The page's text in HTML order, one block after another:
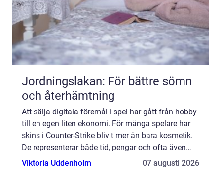
Jordningslakan: För bättre sömn
och återhämtning
Att sälja digitala föremål i spel har gått från hobby
till en egen liten ekonomi. För många spelare har
skins i Counter-Strike blivit mer än bara kosmetik.
De representerar både tid, pengar och ofta även
minnen. När någon vill sälja cs skins dyker dä...
Viktoria Uddenholm 07 augusti 2026